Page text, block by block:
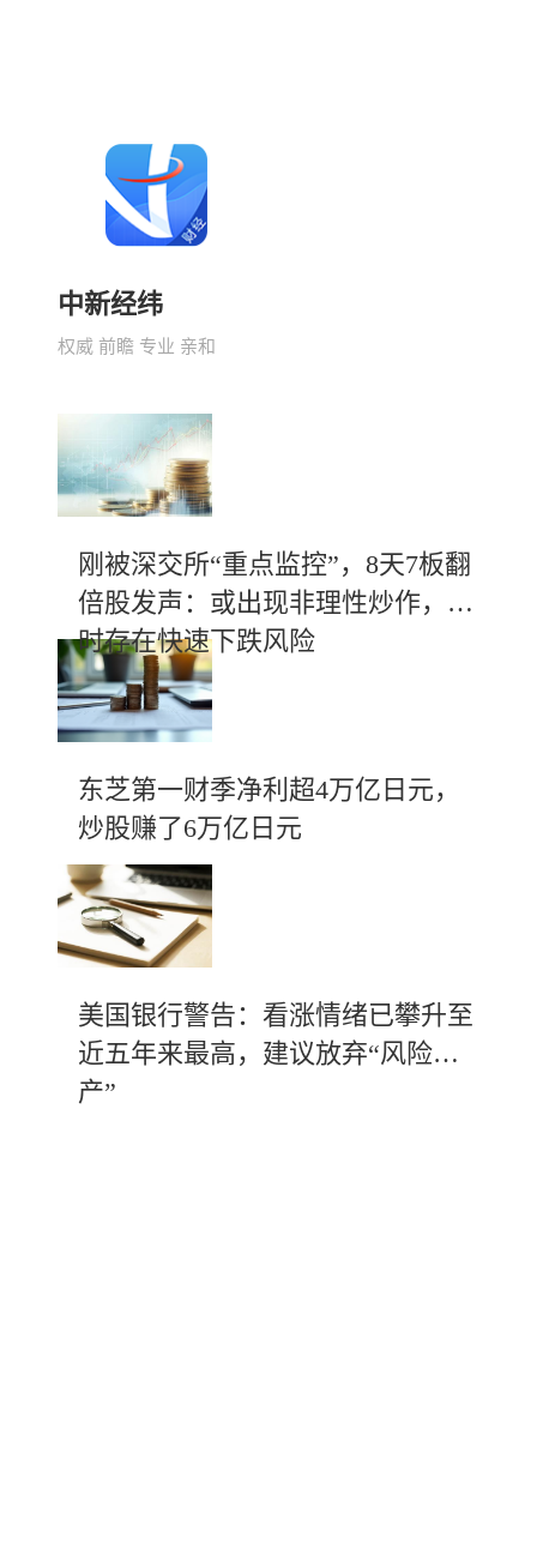
中新经纬
权威 前瞻 专业 亲和
刚被深交所“重点监控”，8天7板翻
倍股发声：或出现非理性炒作，随
时存在快速下跌风险
东芝第一财季净利超4万亿日元，
炒股赚了6万亿日元
美国银行警告：看涨情绪已攀升至
近五年来最高，建议放弃“风险资
产”